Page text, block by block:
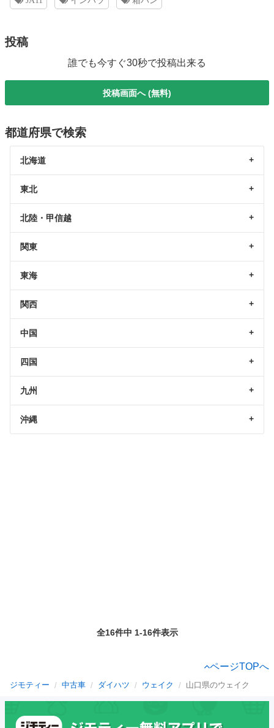
投稿
誰でも今すぐ30秒で投稿出来る
投稿画面へ (無料)
都道府県で検索
北海道
東北
北陸・甲信越
関東
東海
関西
中国
四国
九州
沖縄
全16件中 1-16件表示
ページTOPへ
ジモティー 中古車 ダイハツ ウェイク 山口県のウェイク